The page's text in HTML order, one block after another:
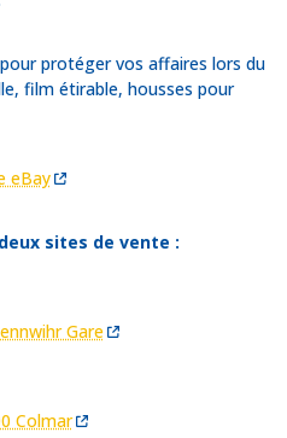
pour protéger vos affaires lors du
film étirable, housses pour
eBay
sites de vente :
Gare
Colmar